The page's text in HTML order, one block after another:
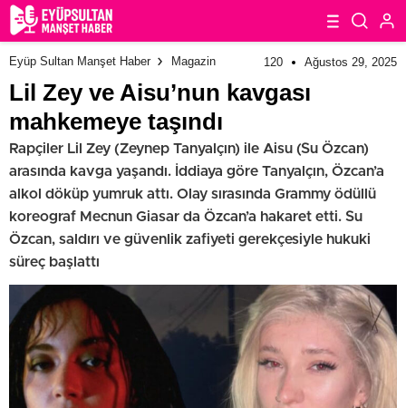
Eyüp Sultan Manşet Haber Magazin 120 Ağustos 29, 2025
Lil Zey ve Aisu’nun kavgası
mahkemeye taşındı
Rapçiler Lil Zey (Zeynep Tanyalçın) ile Aisu (Su Özcan)
arasında kavga yaşandı. İddiaya göre Tanyalçın, Özcan’a
alkol döküp yumruk attı. Olay sırasında Grammy ödüllü
koreograf Mecnun Giasar da Özcan’a hakaret etti. Su
Özcan, saldırı ve güvenlik zafiyeti gerekçesiyle hukuki
süreç başlattı